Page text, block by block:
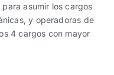
asumir los cargos
y operadoras de
4 cargos con mayor